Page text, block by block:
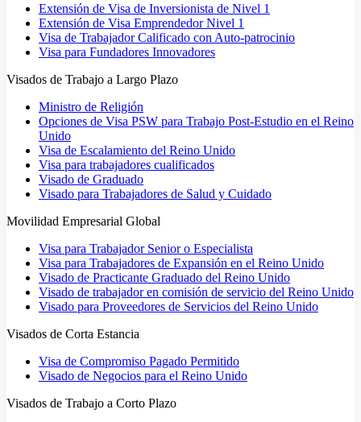
Extensión de Visa de Inversionista de Nivel 1
Extensión de Visa Emprendedor Nivel 1
Visa de Trabajador Calificado con Auto-patrocinio
Visa para Fundadores Innovadores
Visados de Trabajo a Largo Plazo
Ministro de Religión
Opciones de Visa PSW para Trabajo Post-Estudio en el Reino
Unido
Visa de Escalamiento del Reino Unido
Visa para trabajadores cualificados
Visado de Graduado
Visado para Trabajadores de Salud y Cuidado
Movilidad Empresarial Global
Visa para Trabajador Senior o Especialista
Visa para Trabajadores de Expansión en el Reino Unido
Visado de Practicante Graduado del Reino Unido
Visado de trabajador en comisión de servicio del Reino Unido
Visado para Proveedores de Servicios del Reino Unido
Visados de Corta Estancia
Visa de Compromiso Pagado Permitido
Visado de Negocios para el Reino Unido
Visados de Trabajo a Corto Plazo